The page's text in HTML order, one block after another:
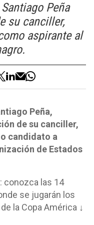
Peña
su canciller,
aspirante al
Peña,
de su canciller,
candidato a
de Estados
conozca las 14
se jugarán los
la Copa América ↓